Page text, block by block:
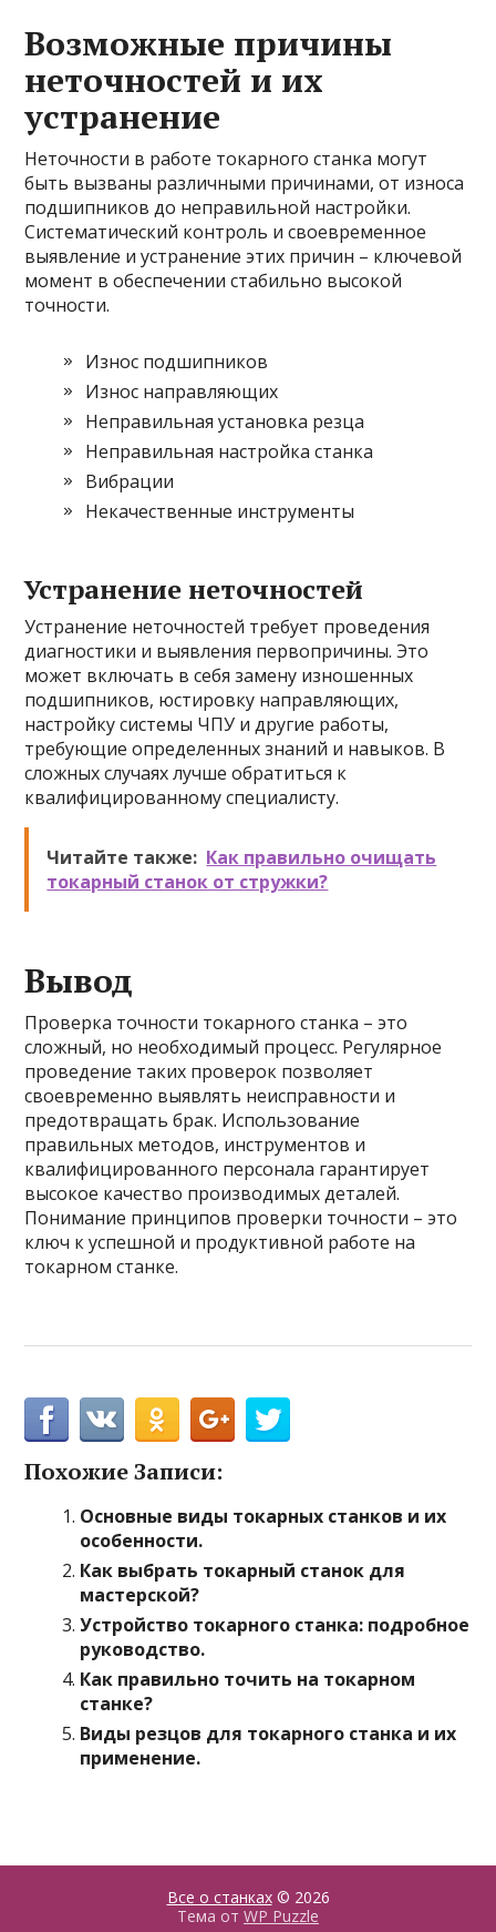
Возможные причины
неточностей и их
устранение
Неточности в работе токарного станка могут
быть вызваны различными причинами, от износа
подшипников до неправильной настройки.
Систематический контроль и своевременное
выявление и устранение этих причин – ключевой
момент в обеспечении стабильно высокой
точности.
Износ подшипников
Износ направляющих
Неправильная установка резца
Неправильная настройка станка
Вибрации
Некачественные инструменты
Устранение неточностей
Устранение неточностей требует проведения
диагностики и выявления первопричины. Это
может включать в себя замену изношенных
подшипников, юстировку направляющих,
настройку системы ЧПУ и другие работы,
требующие определенных знаний и навыков. В
сложных случаях лучше обратиться к
квалифицированному специалисту.
Читайте также: Как правильно очищать
токарный станок от стружки?
Вывод
Проверка точности токарного станка – это
сложный, но необходимый процесс. Регулярное
проведение таких проверок позволяет
своевременно выявлять неисправности и
предотвращать брак. Использование
правильных методов, инструментов и
квалифицированного персонала гарантирует
высокое качество производимых деталей.
Понимание принципов проверки точности – это
ключ к успешной и продуктивной работе на
токарном станке.
Похожие Записи:
Основные виды токарных станков и их
особенности.
Как выбрать токарный станок для
мастерской?
Устройство токарного станка: подробное
руководство.
Как правильно точить на токарном
станке?
Виды резцов для токарного станка и их
применение.
Все о станках© 2026
Тема от WP Puzzle